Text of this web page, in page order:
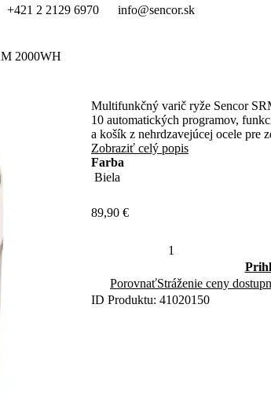
+421 2 2129 6970 info@sencor.sk
2000WH
Multifunkčný varič ryže Sencor
10 automatických programov,
a košík z nehrdzavejúcej ocele pre
Zobraziť celý popis
Farba
89,90 €
PorovnaťStráženie ceny
ID Produktu: 41020150